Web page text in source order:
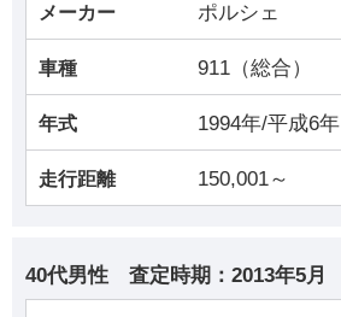
メーカー ポルシェ
車種 911（総合）
年式 1994年/平成6年
走行距離 150,001～
40代男性 査定時期： 2013年5月